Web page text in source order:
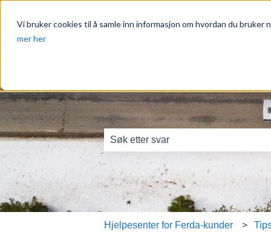
Vi bruker cookies til å samle inn informasjon om hvordan du
mer her
Dette er et søkefelt
Det finnes ingen forslag fordi
Hjelpesenter for Ferda-kunder